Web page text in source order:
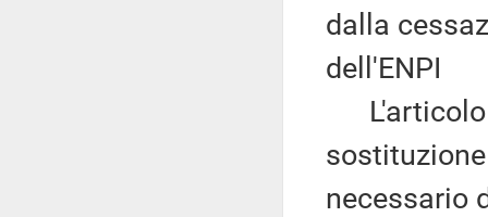
dalla
dell'ENPI
L'articolo
necessario